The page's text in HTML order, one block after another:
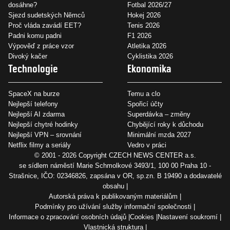
dosáhne?
Sjezd sudetských Němců
Proč vláda zavádí EET?
Padni komu padni
Výpověď z práce vzor
Divoký kačer
Fotbal 2026/27
Hokej 2026
Tenis 2026
F1 2026
Atletika 2026
Cyklistika 2026
Technologie
SpaceX na burze
Nejlepší telefony
Nejlepší AI zdarma
Nejlepší chytré hodinky
Nejlepší VPN – srovnání
Netflix filmy a seriály
Ekonomika
Temu a clo
Spořicí účty
Superdávka – změny
Chybějící roky k důchodu
Minimální mzda 2027
Vedro v práci
© 2001 - 2026 Copyright CZECH NEWS CENTER a.s.
se sídlem náměstí Marie Schmolkové 3493/1, 100 00 Praha 10 -
Strašnice, IČO: 02346826, zapsána v OR, sp.zn. B 19490 a dodavatelé
obsahu
Autorská práva k publikovaným materiálům
Podmínky pro užívání služby informační společnosti
Informace o zpracování osobních údajů Cookies
Nastavení soukromí
Vlastnická struktura